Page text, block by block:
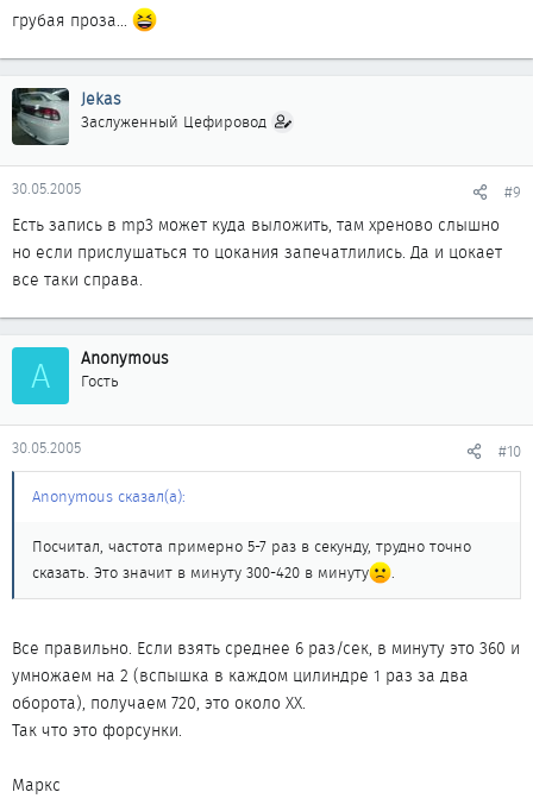
грубая проза...
Jekas
Заслуженный Цефировод
30.05.2005 #9
Есть запись в mp3 может куда выложить, там хреново слышно
но если прислушаться то цокания запечатлились. Да и цокает
все таки справа.
A Anonymous
Гость
30.05.2005 #10
Anonymous сказал(а):
Посчитал, частота примерно 5-7 раз в секунду, трудно точно
сказать. Это значит в минуту 300-420 в минуту
.
Все правильно. Если взять среднее 6 раз/сек, в минуту это 360 и
умножаем на 2 (вспышка в каждом цилиндре 1 раз за два
оборота), получаем 720, это около ХХ.
Так что это форсунки.
Маркс